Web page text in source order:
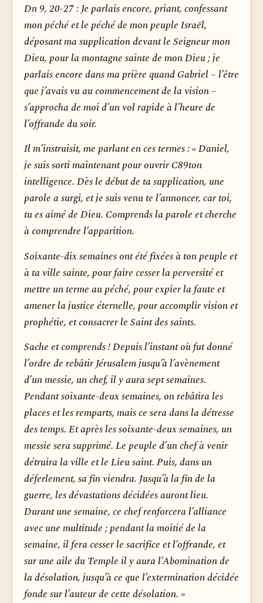
Dn 9, 20-27: Je parlais encore, priant, confessant
mon péché et le péché de mon peuple Israël,
déposant ma supplication devant le Seigneur mon
Dieu, pour la montagne sainte de mon Dieu ; je
parlais encore dans ma prière quand Gabriel – l’être
que j’avais vu au commencement de la vision –
s’approcha de moi d’un vol rapide à l’heure de
l’offrande du soir.
Il m’instruisit, me parlant en ces termes : « Daniel,
je suis sorti maintenant pour ouvrir C89ton
intelligence. Dès le début de ta supplication, une
parole a surgi, et je suis venu te l’annoncer, car toi,
tu es aimé de Dieu. Comprends la parole et cherche
à comprendre l’apparition.
Soixante-dix semaines ont été fixées à ton peuple et
à ta ville sainte, pour faire cesser la perversité et
mettre un terme au péché, pour expier la faute et
amener la justice éternelle, pour accomplir vision et
prophétie, et consacrer le Saint des saints.
Sache et comprends ! Depuis l’instant où fut donné
l’ordre de rebâtir Jérusalem jusqu’à l’avènement
d’un messie, un chef, il y aura sept semaines.
Pendant soixante-deux semaines, on rebâtira les
places et les remparts, mais ce sera dans la détresse
des temps. Et après les soixante-deux semaines, un
messie sera supprimé. Le peuple d’un chef à venir
détruira la ville et le Lieu saint. Puis, dans un
déferlement, sa fin viendra. Jusqu’à la fin de la
guerre, les dévastations décidées auront lieu.
Durant une semaine, ce chef renforcera l’alliance
avec une multitude ; pendant la moitié de la
semaine, il fera cesser le sacrifice et l’offrande, et
sur une aile du Temple il y aura l’Abomination de
la désolation, jusqu’à ce que l’extermination décidée
fonde sur l’auteur de cette désolation. »